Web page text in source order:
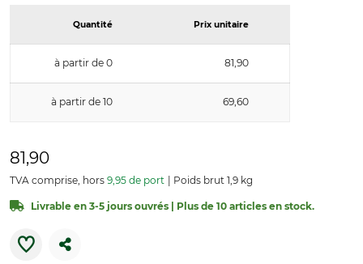
Quantité Prix unitaire
à partir de 0 81,90
à partir de 10 69,60
81,90
TVA comprise, hors 9,95 de port Poids brut 1,9 kg
Livrable en 3-5 jours ouvrés | Plus de 10 articles en stock.